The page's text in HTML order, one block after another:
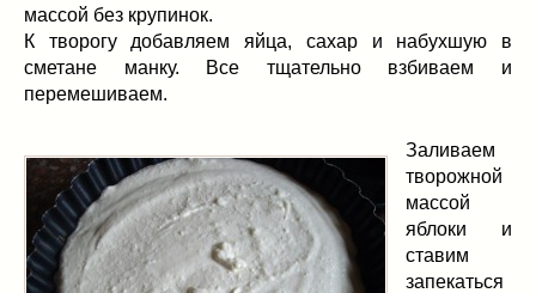
массой без крупинок.
К творогу добавляем яйца, сахар и набухшую в
сметане манку. Все тщательно взбиваем и
перемешиваем.
Заливаем
творожной
массой
яблоки и
ставим
запекаться